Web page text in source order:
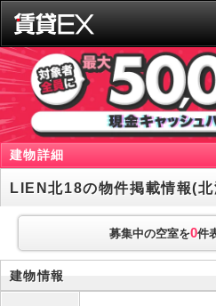
建物詳細
LIEN北18の物件掲載情報(
募集中の空室を0件
建物情報